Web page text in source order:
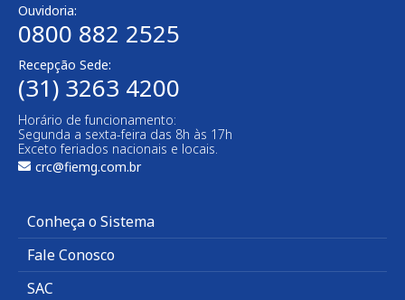
Ouvidoria:
0800 882 2525
Recepção Sede:
(31) 3263 4200
Horário de funcionamento:
Segunda a sexta-feira das 8h às 17h
Exceto feriados nacionais e locais.
crc@fiemg.com.br
Conheça o Sistema
Fale Conosco
SAC